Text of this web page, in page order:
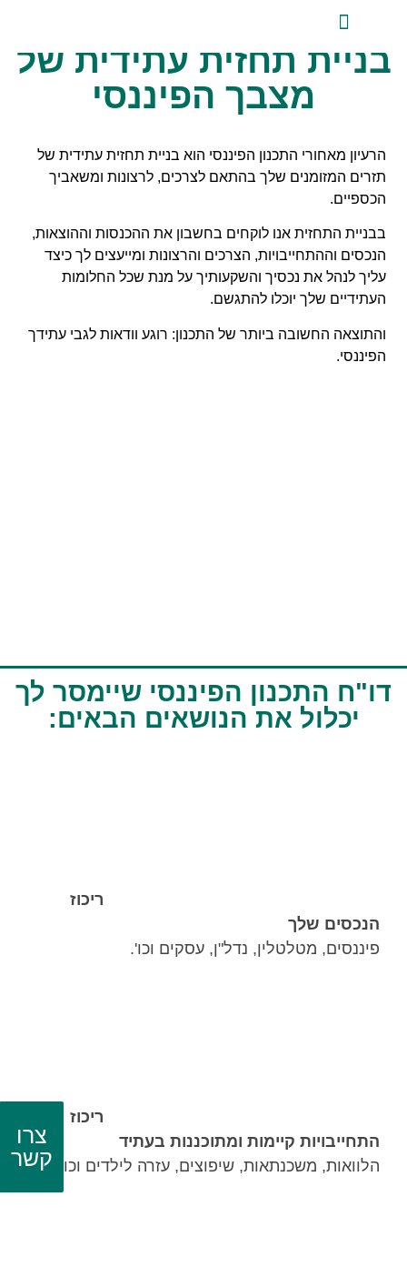
בניית תחזית עתידית של
מצבך הפיננסי
הרעיון מאחורי התכנון הפיננסי הוא בניית תחזית עתידית של
תזרים המזומנים שלך בהתאם לצרכים, לרצונות ומשאביך
הכספיים.
בבניית התחזית אנו לוקחים בחשבון את ההכנסות וההוצאות,
הנכסים וההתחייבויות, הצרכים והרצונות ומייעצים לך כיצד
עליך לנהל את נכסיך והשקעותיך על מנת שכל החלומות
העתידיים שלך יוכלו להתגשם.
והתוצאה החשובה ביותר של התכנון: רוגע וודאות לגבי עתידך
הפיננסי.
דו"ח התכנון הפיננסי שיימסר לך
יכלול את הנושאים הבאים:
ריכוז
הנכסים שלך
פיננסים, מטלטלין, נדל"ן, עסקים וכו'.
ריכוז
התחייבויות קיימות ומתוכננות בעתיד
הלוואות, משכנתאות, שיפוצים, עזרה לילדים וכו'.
צרו
קשר